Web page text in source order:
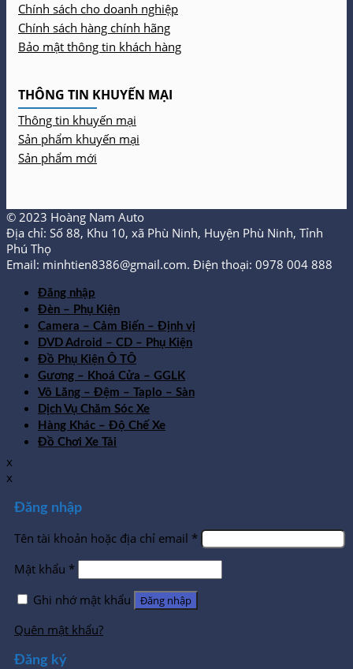
Chính sách cho doanh nghiệp
Chính sách hàng chính hãng
Bảo mật thông tin khách hàng
THÔNG TIN KHUYẾN MẠI
Thông tin khuyến mại
Sản phẩm khuyến mại
Sản phẩm mới
© 2023 Hoàng Nam Auto
Địa chỉ: Số 88, Khu 10, xã Phù Ninh, Huyện Phù Ninh, Tỉnh
Phú Thọ
Email: minhtien8386@gmail.com. Điện thoại: 0978 004 888
Đăng nhập
Đèn – Phụ Kiện
Camera – Cảm Biến – Định vị
DVD Adroid – CD – Phụ Kiện
Đồ Phụ Kiện Ô TÔ
Gương – Khoá Cửa – GGLK
Vô Lăng – Đệm – Taplo – Sàn
Dịch Vụ Chăm Sóc Xe
Hàng Khác – Độ Chế Xe
Đồ Chơi Xe Tải
x
x
Đăng nhập
Tên tài khoản hoặc địa chỉ email *
Mật khẩu *
Ghi nhớ mật khẩu
Đăng nhập
Quên mật khẩu?
Đăng ký